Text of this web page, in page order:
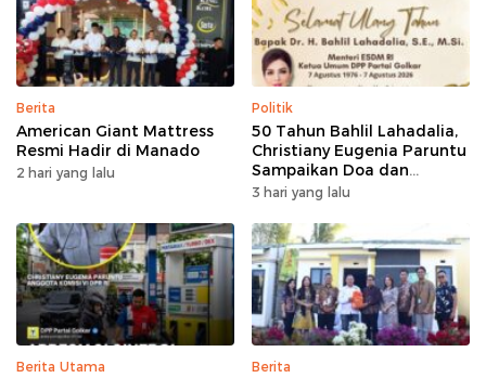
Berita
American Giant Mattress
Resmi Hadir di Manado
2 hari yang lalu
Politik
50 Tahun Bahlil Lahadalia,
Christiany Eugenia Paruntu
Sampaikan Doa dan
Harapan
3 hari yang lalu
Berita Utama Berita